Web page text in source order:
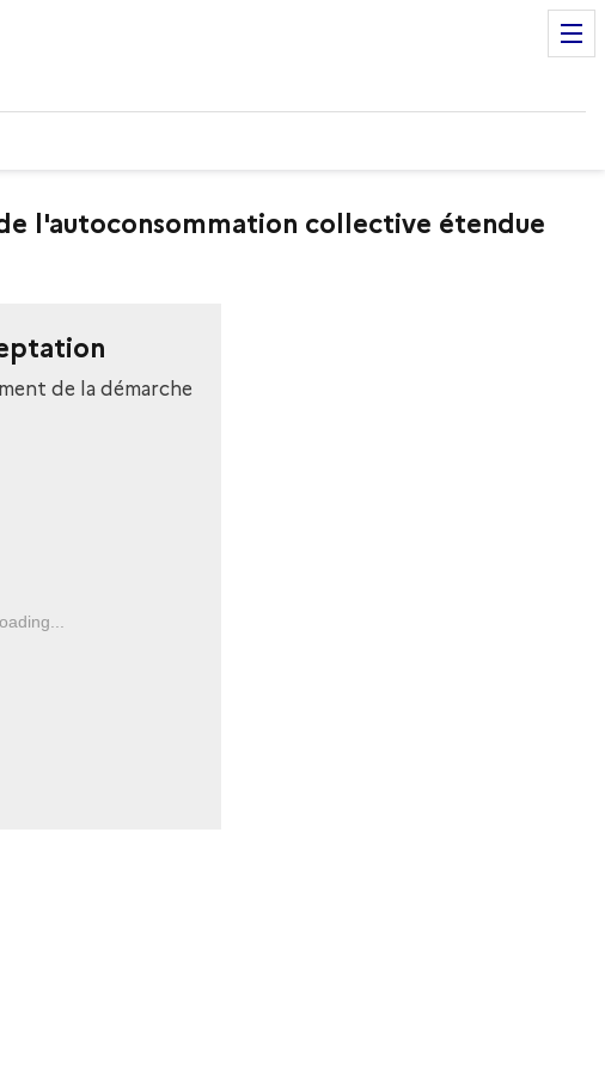
l'autoconsommation collective étendue
de la démarche